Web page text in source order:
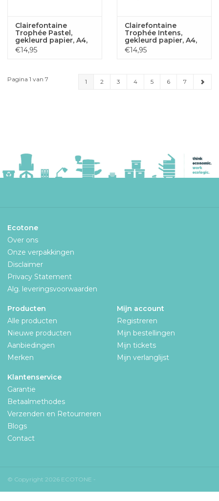
Clairefontaine
Trophée Pastel,
gekleurd papier, A4,
210 g, 250 vel, crème
€14,95
Clairefontaine
Trophée Intens,
gekleurd papier, A4,
210 g, 250 vel,
bijartgroen
€14,95
Pagina 1 van 7 1 2 3 4 5 6 7
Ecotone
Over ons
Onze verpakkingen
Disclaimer
Privacy Statement
Alg. leveringsvoorwaarden
Producten
Alle producten
Nieuwe producten
Aanbiedingen
Merken
Mijn account
Registreren
Mijn bestellingen
Mijn tickets
Mijn verlanglijst
Klantenservice
Garantie
Betaalmethodes
Verzenden en Retourneren
Blogs
Contact
© Copyright 2026 ECOTONE -